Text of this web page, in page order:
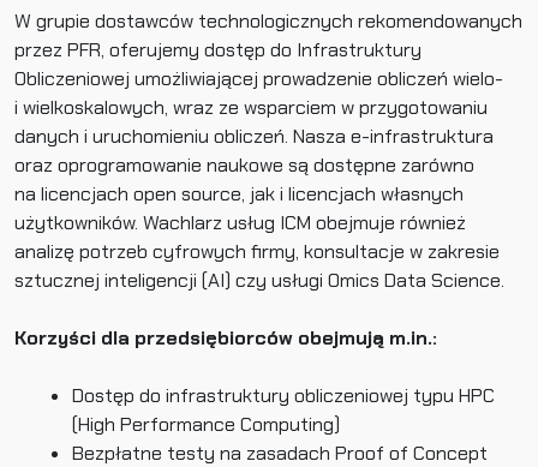
W grupie dostawców technologicznych rekomendowanych
przez PFR, oferujemy dostęp do Infrastruktury
Obliczeniowej umożliwiającej prowadzenie obliczeń wielo-
i wielkoskalowych, wraz ze wsparciem w przygotowaniu
danych i uruchomieniu obliczeń. Nasza e-infrastruktura
oraz oprogramowanie naukowe są dostępne zarówno
na licencjach open source, jak i licencjach własnych
użytkowników. Wachlarz usług ICM obejmuje również
analizę potrzeb cyfrowych firmy, konsultacje w zakresie
sztucznej inteligencji (AI) czy usługi Omics Data Science.
Korzyści dla przedsiębiorców obejmują m.in.:
Dostęp do infrastruktury obliczeniowej typu HPC
(High Performance Computing)
Bezpłatne testy na zasadach Proof of Concept